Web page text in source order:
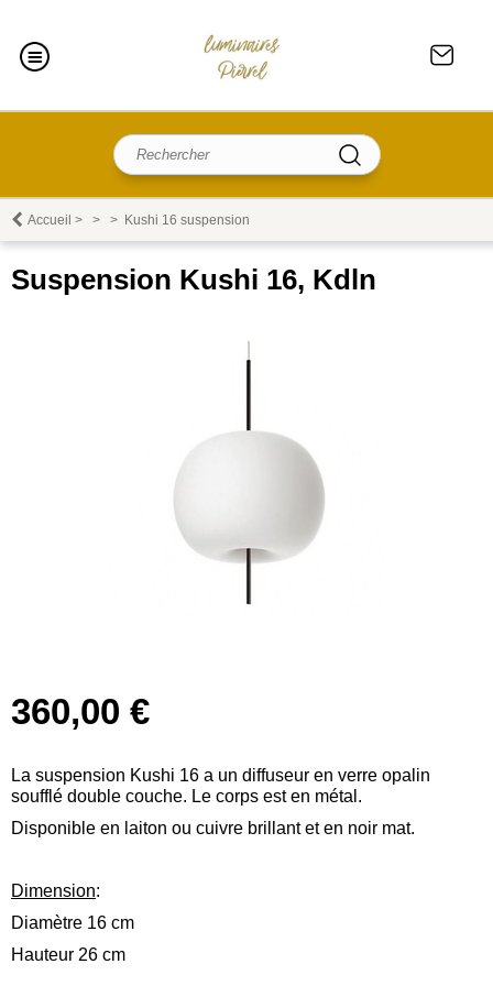
Accueil > > > Kushi 16 suspension
Suspension Kushi 16, Kdln
360,00 €
La suspension Kushi 16 a un diffuseur en verre opalin
soufflé double couche. Le corps est en métal.
Disponible en laiton ou cuivre brillant et en noir mat.
Dimension:
Diamètre 16 cm
Hauteur 26 cm